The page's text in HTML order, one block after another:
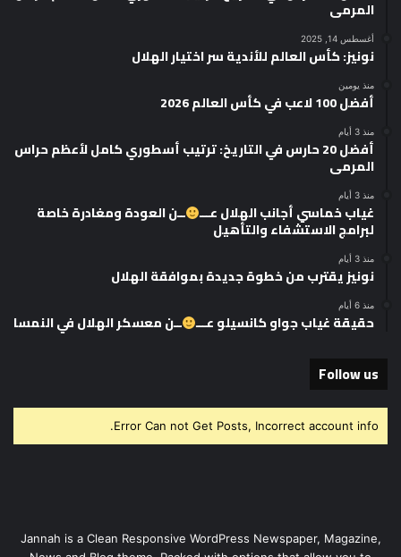
المرمى
أغسطس 14, 2025
نونيز: كأس العالم للأندية سر اختيار الهلال
منذ يومين
أفضل 100 لاعب في كأس العالم 2026
منذ 3 أيام
أفضل 20 حارس في التاريخ: ترتيب أسطوري كامل لأعظم حراس
المرمى
منذ 3 أيام
غياب خماسي أجانب الهلال عـــ ــن العودة ومغادرة خاصة
لبرامج الاستشفاء والتأهيل
منذ 3 أيام
نونيز يقترب من خطوة جديدة بموافقة الهلال
منذ 6 أيام
حقيقة غياب جواو كانسيلو عـــ ــن معسكر الهلال في النمسا
Follow us
Error Can not Get Posts, Incorrect account info.
Jannah is a Clean Responsive WordPress Newspaper, Magazine,